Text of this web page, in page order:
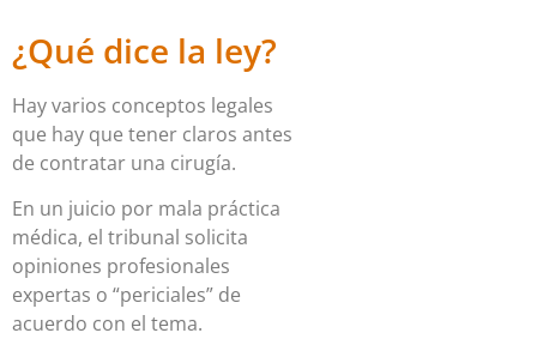
¿Qué dice la ley?
Hay varios conceptos legales
que hay que tener claros antes
de contratar una cirugía.
En un juicio por mala práctica
médica, el tribunal solicita
opiniones profesionales
expertas o “periciales” de
acuerdo con el tema.